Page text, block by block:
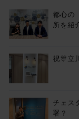
都心の
所を紹
祝🎊立
チェス
署？